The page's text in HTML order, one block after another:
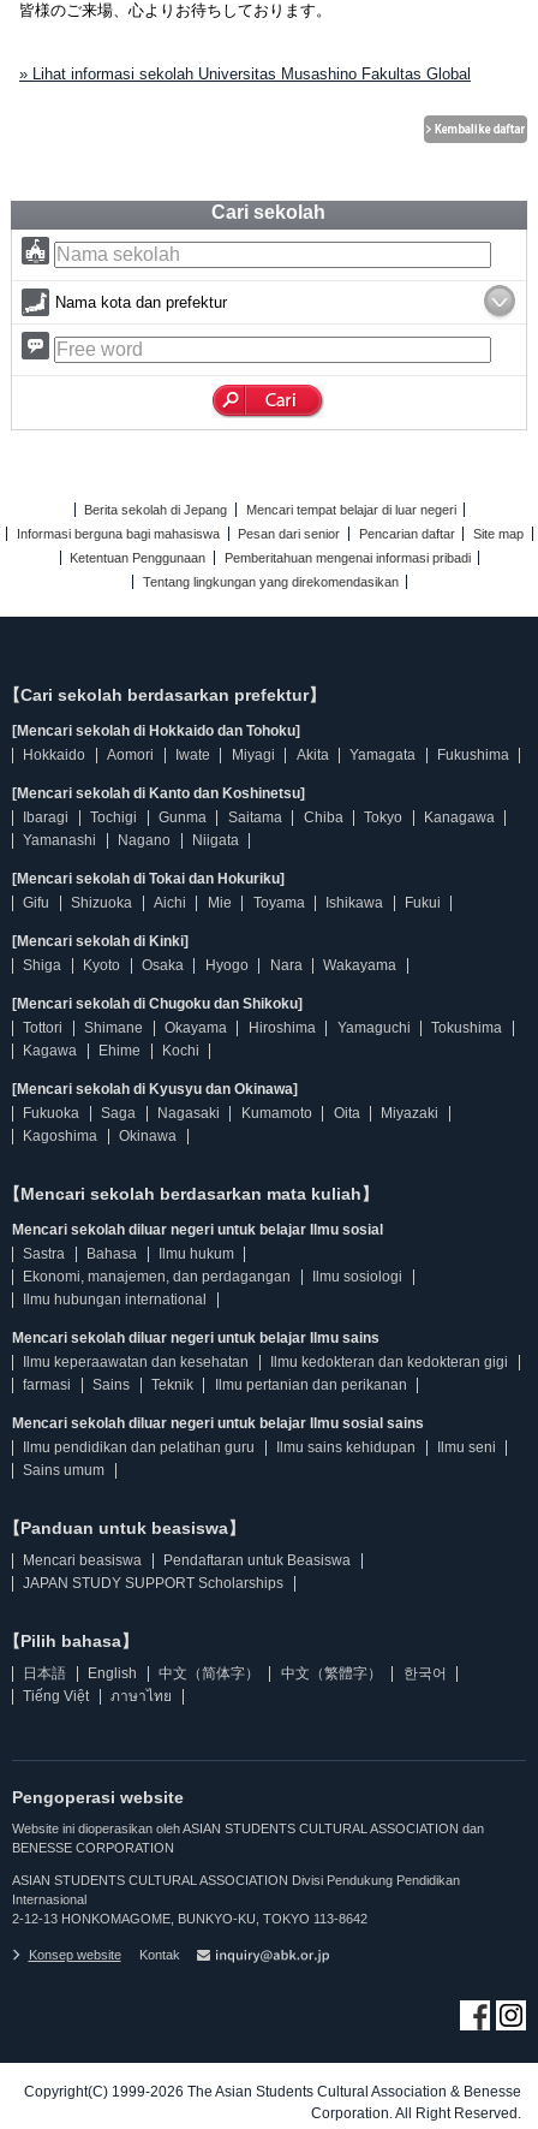
皆様のご来場、心よりお待ちしております。
» Lihat informasi sekolah Universitas Musashino Fakultas Global
Cari sekolah
Nama kota dan prefektur
Berita sekolah di Jepang
Mencari tempat belajar di luar negeri
Informasi berguna bagi mahasiswa
Pesan dari senior Pencarian daftar
Site map
Ketentuan Penggunaan
Pemberitahuan mengenai informasi pribadi
Tentang lingkungan yang direkomendasikan
【Cari sekolah berdasarkan prefektur】
[Mencari sekolah di Hokkaido dan Tohoku]
Hokkaido
Aomori Iwate Miyagi Akita Yamagata Fukushima
[Mencari sekolah di Kanto dan Koshinetsu]
Ibaragi
Tochigi Gunma Saitama Chiba Tokyo
Kanagawa
Yamanashi
Nagano Niigata
[Mencari sekolah di Tokai dan Hokuriku]
Gifu
Shizuoka Aichi Mie Toyama Ishikawa Fukui
[Mencari sekolah di Kinki]
Shiga
Kyoto Osaka Hyogo Nara Wakayama
[Mencari sekolah di Chugoku dan Shikoku]
Tottori
Shimane Okayama Hiroshima Yamaguchi
Tokushima
Kagawa
Ehime Kochi
[Mencari sekolah di Kyusyu dan Okinawa]
Fukuoka
Saga Nagasaki Kumamoto Oita
Miyazaki
Kagoshima
Okinawa
【Mencari sekolah berdasarkan mata kuliah】
Mencari sekolah diluar negeri untuk belajar Ilmu sosial
Sastra
Bahasa
Ilmu hukum
Ekonomi, manajemen, dan perdagangan
Ilmu sosiologi
Ilmu hubungan international
Mencari sekolah diluar negeri untuk belajar Ilmu sains
Ilmu keperaawatan dan kesehatan
Ilmu kedokteran dan kedokteran gigi
farmasi
Sains Teknik Ilmu pertanian dan perikanan
Mencari sekolah diluar negeri untuk belajar Ilmu sosial sains
Ilmu pendidikan dan pelatihan guru
Ilmu sains kehidupan
Ilmu seni
Sains umum
【Panduan untuk beasiswa】
Mencari beasiswa
Pendaftaran untuk Beasiswa
JAPAN STUDY SUPPORT Scholarships
【Pilih bahasa】
日本語 English 中文（简体字） 中文（繁體字）
한국어
Tiếng Việt
ภาษาไทย
Pengoperasi website
Website ini dioperasikan oleh ASIAN STUDENTS CULTURAL ASSOCIATION dan
BENESSE CORPORATION
ASIAN STUDENTS CULTURAL ASSOCIATION Divisi Pendukung Pendidikan
Internasional
2-12-13 HONKOMAGOME, BUNKYO-KU, TOKYO 113-8642
Konsep website Kontak
Copyright(C) 1999-2026 The Asian Students Cultural Association & Benesse
Corporation. All Right Reserved.